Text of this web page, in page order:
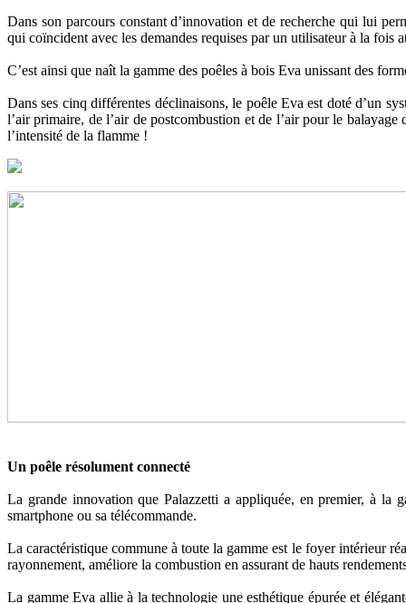
Dans son parcours constant d’innovation et de recherche qui lui
qui coïncident avec les demandes requises par un utilisateur à la fois
C’est ainsi que naît la gamme des poêles à bois Eva unissant des
Dans ses cinq différentes déclinaisons, le poêle Eva est doté d’un
l’air primaire, de l’air de postcombustion et de l’air pour le
l’intensité de la flamme !
Un poêle résolument connecté
La grande innovation que Palazzetti a appliquée, en premier, à la
smartphone ou sa télécommande.
La caractéristique commune à toute la gamme est le foyer intérieur
rayonnement, améliore la combustion en assurant de hauts
La gamme Eva allie à la technologie une esthétique épurée et